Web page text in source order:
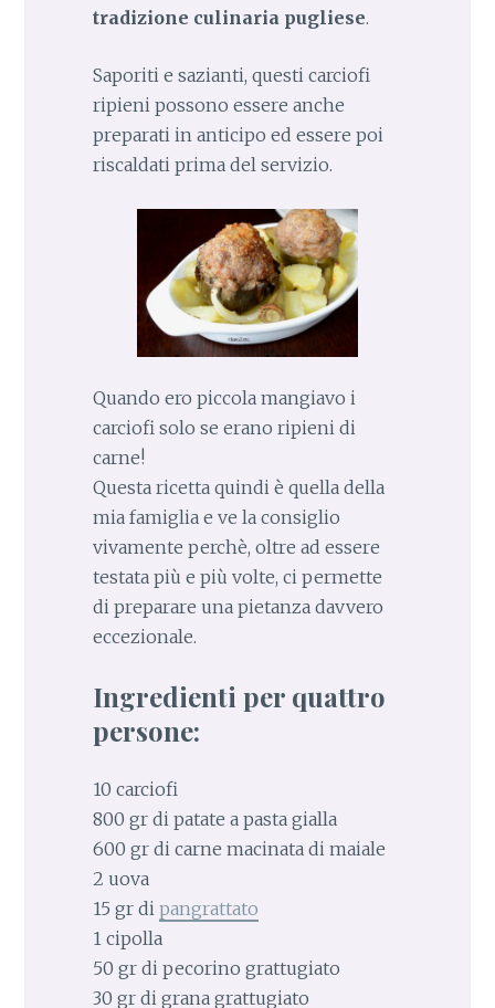
tradizione culinaria pugliese.
Saporiti e sazianti, questi carciofi
ripieni possono essere anche
preparati in anticipo ed essere poi
riscaldati prima del servizio.
Quando ero piccola mangiavo i
carciofi solo se erano ripieni di
carne!
Questa ricetta quindi è quella della
mia famiglia e ve la consiglio
vivamente perchè, oltre ad essere
testata più e più volte, ci permette
di preparare una pietanza davvero
eccezionale.
Ingredienti per quattro
persone:
10 carciofi
800 gr di patate a pasta gialla
600 gr di carne macinata di maiale
2 uova
15 gr di pangrattato
1 cipolla
50 gr di pecorino grattugiato
30 gr di grana grattugiato